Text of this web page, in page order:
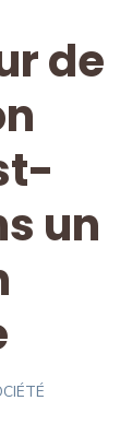
de
un